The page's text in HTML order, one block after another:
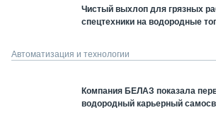
Чистый выхлоп для грязных
спецтехники на водородные
Автоматизация и технологии
Компания БЕЛАЗ показала
водородный карьерный